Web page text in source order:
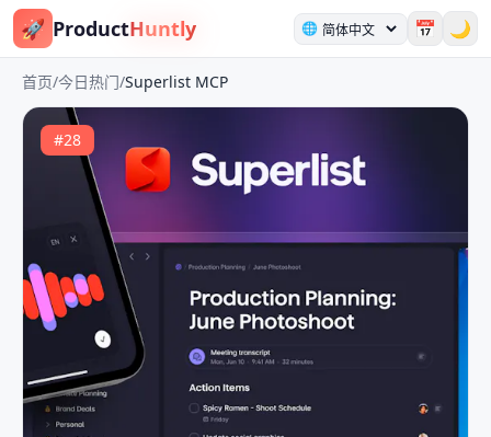
🚀 ProductHuntly 🌐 📅 🌙
首页/今日热门/Superlist MCP
#28